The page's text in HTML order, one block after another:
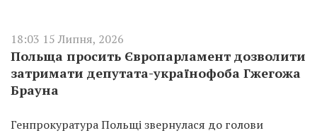
18:03 15 Липня, 2026
Польща просить Європарламент дозволити
затримати депутата-українофоба Гжегожа
Брауна
Генпрокуратура Польщі звернулася до голови